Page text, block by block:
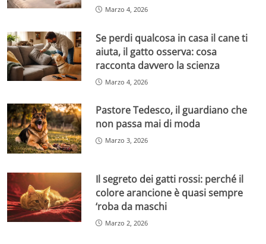
Marzo 4, 2026
Se perdi qualcosa in casa il cane ti
aiuta, il gatto osserva: cosa
racconta davvero la scienza
Marzo 4, 2026
Pastore Tedesco, il guardiano che
non passa mai di moda
Marzo 3, 2026
Il segreto dei gatti rossi: perché il
colore arancione è quasi sempre
‘roba da maschi
Marzo 2, 2026